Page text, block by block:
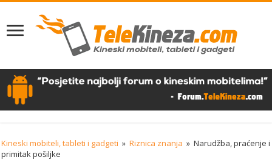
Kineski mobiteli, tableti i gadgeti » Riznica znanja » Narudžba, praćenje i
primitak pošiljke